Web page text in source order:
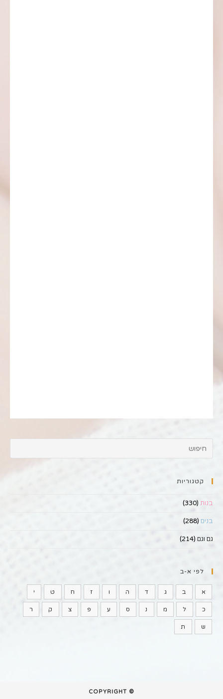
קטגוריות
בנות (330)
בנים (288)
גם וגם (214)
לפי א-ב
א ב ג ד ה ו ז ח ט י
כ ל מ נ ס ע פ צ ק ר
ש ת
© COPYRIGHT